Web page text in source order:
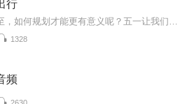
行
1328
频